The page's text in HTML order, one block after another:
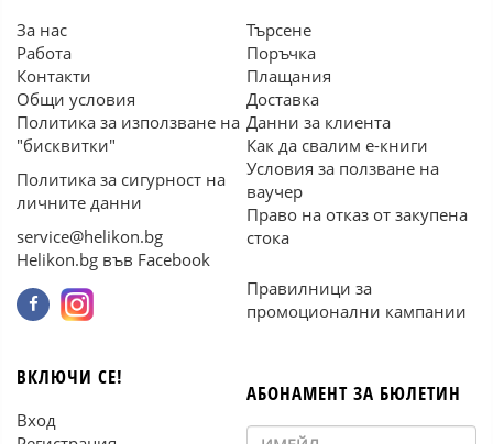
За нас
Работа
Контакти
Общи условия
Политика за използване на
"бисквитки"
Политика за сигурност на
личните данни
service@helikon.bg
Helikon.bg във Facebook
Търсене
Поръчка
Плащания
Доставка
Данни за клиента
Как да свалим е-книги
Условия за ползване на
ваучер
Право на отказ от закупена
стока
Правилници за
промоционални кампании
ВКЛЮЧИ СЕ!
Вход
АБОНАМЕНТ ЗА БЮЛЕТИН